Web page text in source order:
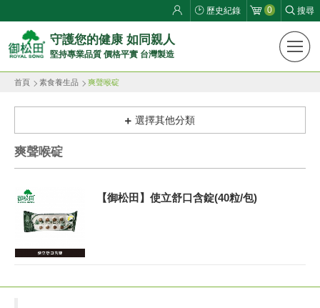
御
松
健
康
活
館
ROYAL
SONG
守護您的健康 如同親人
堅持專業品質 價格平實 台灣製造
歷史紀錄 0 搜尋
首頁 素食養生品 爽聲喉碇
選擇其他分類
爽聲喉碇
【御松田】使立舒口含錠(40粒/包)